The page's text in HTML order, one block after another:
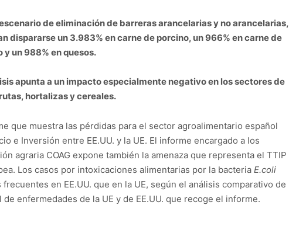
de eliminación de barreras arancelarias y no arancelarias,
dispararse un 3.983% en carne de porcino, un 966% en carne de
y un 988% en quesos.
apunta a un impacto especialmente negativo en los sectores de
hortalizas y cereales.
que muestra las pérdidas para el sector agroalimentario español
e Inversión entre EE.UU. y la UE. El informe encargado a los
agraria COAG expone también la amenaza que representa el TTIP
Los casos por intoxicaciones alimentarias por la bacteria E.coli
frecuentes en EE.UU. que en la UE, según el análisis comparativo de
enfermedades de la UE y de EE.UU. que recoge el informe.